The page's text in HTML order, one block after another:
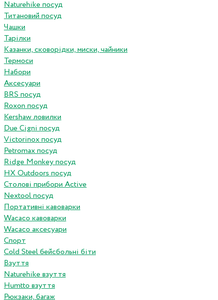
Naturehike посуд
Титановий посуд
Чашки
Тарілки
Казанки, сковорідки, миски, чайники
Термоси
Набори
Аксесуари
BRS посуд
Roxon посуд
Kershaw ловилки
Due Cigni посуд
Victorinox посуд
Petromax посуд
Ridge Monkey посуд
HX Outdoors посуд
Столові прибори Active
Nextool посуд
Портативні кавоварки
Wacaco кавоварки
Wacaco аксесуари
Спорт
Cold Steel бейсбольні біти
Взуття
Naturehike взуття
Humtto взуття
Рюкзаки, багаж